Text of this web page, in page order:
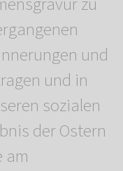
und
und in
sozialen
der Ostern
am